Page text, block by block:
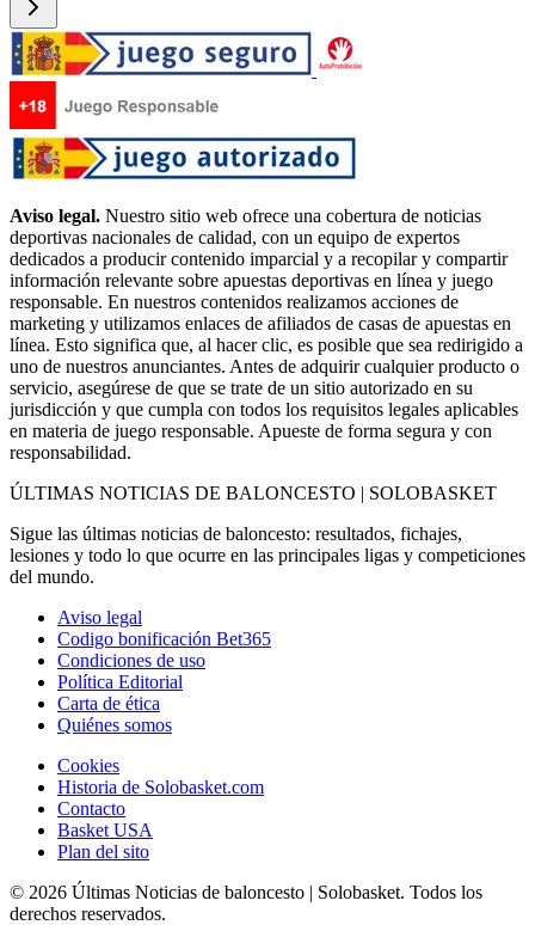
Aviso legal. Nuestro sitio web ofrece una cobertura de noticias
deportivas nacionales de calidad, con un equipo de expertos
dedicados a producir contenido imparcial y a recopilar y compartir
información relevante sobre apuestas deportivas en línea y juego
responsable. En nuestros contenidos realizamos acciones de
marketing y utilizamos enlaces de afiliados de casas de apuestas en
línea. Esto significa que, al hacer clic, es posible que sea redirigido a
uno de nuestros anunciantes. Antes de adquirir cualquier producto o
servicio, asegúrese de que se trate de un sitio autorizado en su
jurisdicción y que cumpla con todos los requisitos legales aplicables
en materia de juego responsable. Apueste de forma segura y con
responsabilidad.
ÚLTIMAS NOTICIAS DE BALONCESTO | SOLOBASKET
Sigue las últimas noticias de baloncesto: resultados, fichajes,
lesiones y todo lo que ocurre en las principales ligas y competiciones
del mundo.
Aviso legal
Codigo bonificación Bet365
Condiciones de uso
Política Editorial
Carta de ética
Quiénes somos
Cookies
Historia de Solobasket.com
Contacto
Basket USA
Plan del sito
© 2026 Últimas Noticias de baloncesto | Solobasket. Todos los
derechos reservados.